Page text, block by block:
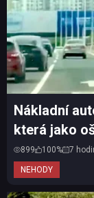
NEHODY
Nákladní
která jako
899 100% 7